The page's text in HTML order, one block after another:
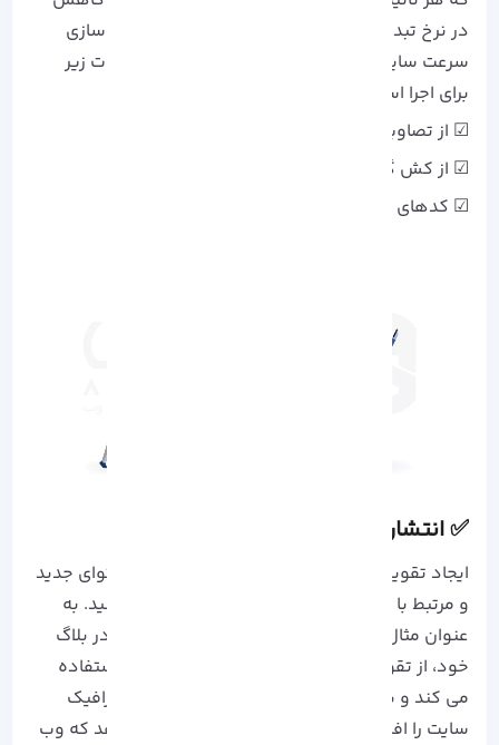
در نرخ تبدیل را به همراه داشته باشد. برای بهینه سازی
سرعت سایت و تجربه کاربری (UX) می توانید از نکات زیر
برای اجرا استفاده کنید:
☑ از تصاویر با کیفیت پایین تر استفاده کنید.
☑ از کش گذاری استفاده کنید.
☑ کدهای اضافی را حذف کنید.
✅ انتشار منظم مقالات در بلاگ
ایجاد تقویم محتوایی به شما کمک می کند تا محتوای جدید
و مرتبط با مخاطبان خود را به طور منظم منتشر کنید. به
عنوان مثال، سایت Buffer با انتشار منظم مقالات در بلاگ
خود، از تقویم محتوایی برای برنامه ریزی انتشار استفاده
می کند و با استفاده از این روش توانسته است ترافیک
سایت را افزایش دهد. همچنین، آمار نشان می دهد که وب